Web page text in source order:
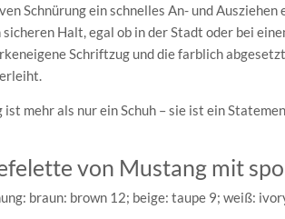
Schnürung ein schnelles An- und
Halt, egal ob in der Stadt oder bei
Schriftzug und die farblich
mehr als nur ein Schuh – sie ist ein
von Mustang mit
braun: brown 12; beige: taupe 9; weiß: